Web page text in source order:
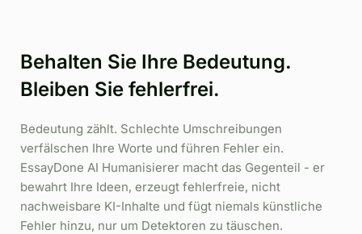
Behalten Sie Ihre Bedeutung.
Bleiben Sie fehlerfrei.
Bedeutung zählt. Schlechte Umschreibungen
verfälschen Ihre Worte und führen Fehler ein.
EssayDone AI Humanisierer macht das Gegenteil - er
bewahrt Ihre Ideen, erzeugt fehlerfreie, nicht
nachweisbare KI-Inhalte und fügt niemals künstliche
Fehler hinzu, nur um Detektoren zu täuschen.